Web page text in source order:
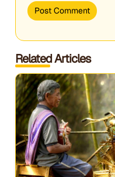
Related Articles